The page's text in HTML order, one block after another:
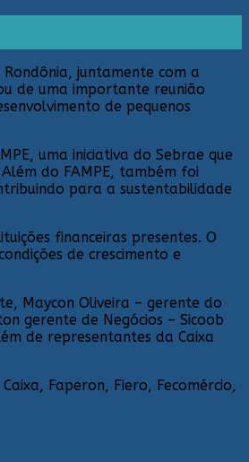
juntamente com a
de uma importante reunião
de pequenos
uma iniciativa do Sebrae que
do FAMPE, também foi
para a sustentabilidade
financeiras presentes. O
de crescimento e
Maycon Oliveira – gerente do
gerente de Negócios – Sicoob
de representantes da Caixa
Faperon, Fiero, Fecomércio,